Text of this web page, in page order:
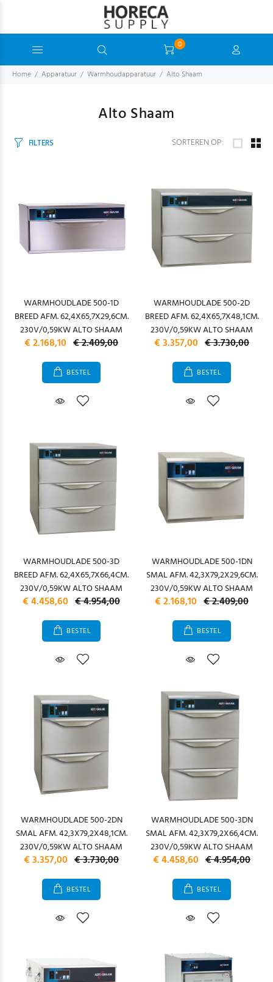
0
Home Apparatuur Warmhoudapparatuur Alto Shaam
Alto Shaam
FILTERS SORTEREN OP:
WARMHOUDLADE 500-1D
BREED AFM. 62,4X65,7X29,6CM.
230V/0,59KW ALTO SHAAM
€ 2.168,10 € 2.409,00
BESTEL
WARMHOUDLADE 500-2D
BREED AFM. 62,4X65,7X48,1CM.
230V/0,59KW ALTO SHAAM
€ 3.357,00 € 3.730,00
BESTEL
WARMHOUDLADE 500-3D
BREED AFM. 62,4X65,7X66,4CM.
230V/0,59KW ALTO SHAAM
€ 4.458,60 € 4.954,00
BESTEL
WARMHOUDLADE 500-1DN
SMAL AFM. 42,3X79,2X29,6CM.
230V/0,59KW ALTO SHAAM
€ 2.168,10 € 2.409,00
BESTEL
WARMHOUDLADE 500-2DN
SMAL AFM. 42,3X79,2X48,1CM.
230V/0,59KW ALTO SHAAM
€ 3.357,00 € 3.730,00
BESTEL
WARMHOUDLADE 500-3DN
SMAL AFM. 42,3X79,2X66,4CM.
230V/0,59KW ALTO SHAAM
€ 4.458,60 € 4.954,00
BESTEL